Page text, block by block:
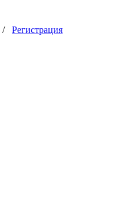
/ Регистрация